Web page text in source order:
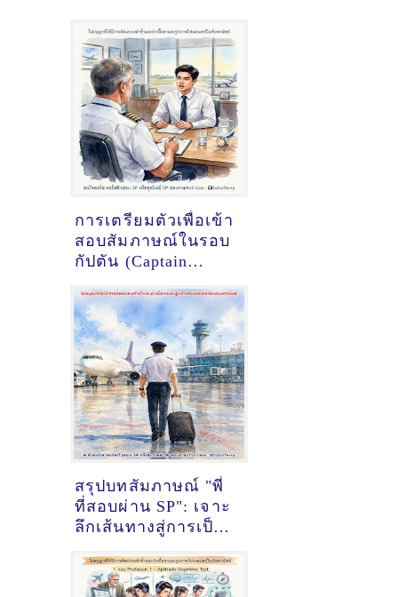
การเตรียมตัวเพื่อเข้า
สอบสัมภาษณ์ในรอบ
กัปตัน (Captain
นักบินฝึกหัด
การบินไทย (SPTG)
ให้ผ่านในครั้งเดียว
สรุปบทสัมภาษณ์ "พี่
ที่สอบผ่าน SP": เจาะ
ลึกเส้นทางสู่การเป็น